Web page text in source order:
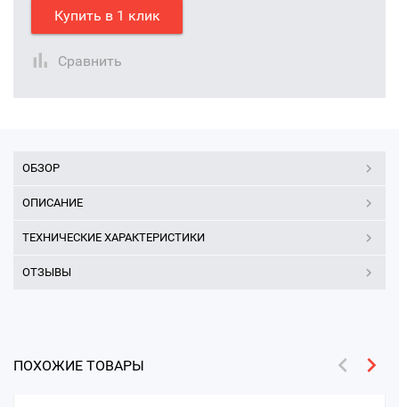
Купить в 1 клик
Сравнить
ОБЗОР
ОПИСАНИЕ
ТЕХНИЧЕСКИЕ ХАРАКТЕРИСТИКИ
ОТЗЫВЫ
ПОХОЖИЕ ТОВАРЫ